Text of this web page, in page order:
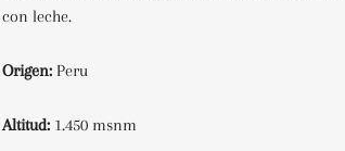
con leche.
Origen:Peru
Altitud: 1.450 msnm